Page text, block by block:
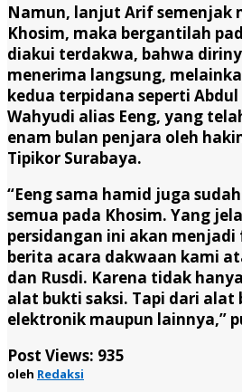
Namun, lanjut Arif semenjak
Khosim, maka bergantilah
diakui terdakwa, bahwa
menerima langsung,
kedua terpidana seperti
Wahyudi alias Eeng, yang
enam bulan penjara oleh
Tipikor Surabaya.
“Eeng sama hamid juga
semua pada Khosim. Yang
persidangan ini akan
berita acara dakwaan kami
dan Rusdi. Karena tidak
alat bukti saksi. Tapi dari
elektronik maupun lainnya,”
Post Views: 935
oleh Redaksi